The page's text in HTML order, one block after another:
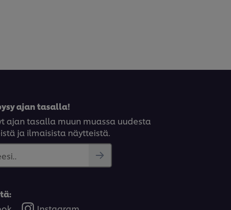
ajan tasalla!
ajan tasalla muun muassa uudesta
ja ilmaisista näytteistä.